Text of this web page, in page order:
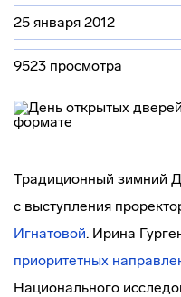
25 января 2012
9523 просмотра
Традиционный зимний
с выступления
Игнатовой. Ирина
приоритетных
Национального